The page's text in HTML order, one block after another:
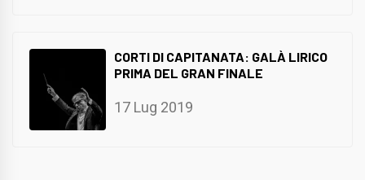
CORTI DI CAPITANATA: GALÀ LIRICO
PRIMA DEL GRAN FINALE
17 Lug 2019